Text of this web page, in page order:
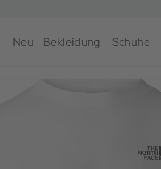
Neu Bekleidung Schuhe